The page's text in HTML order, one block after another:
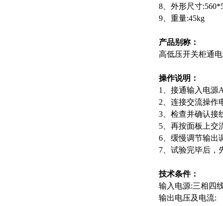
8、外形尺寸
9、重量:45kg
产品别称：
高低压开关柜通
操作说明：
1、接通输入电源
2、连接交流操作
3、检查并确认接
5、再按面板上交
6、缓慢调节输出
7、试验完毕后，
技术条件：
输入电源:三相四
输出电压及电流: